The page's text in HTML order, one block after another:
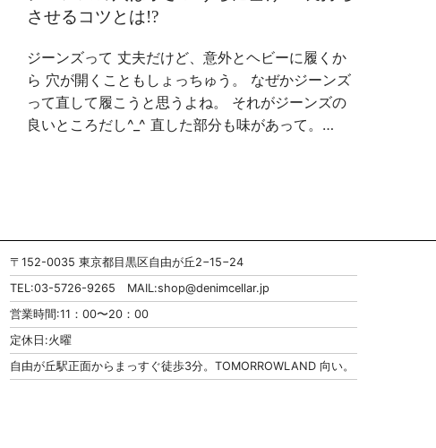
させるコツとは!?
ジーンズって 丈夫だけど、意外とヘビーに履くか
ら 穴が開くこともしょっちゅう。 なぜかジーンズ
って直して履こうと思うよね。 それがジーンズの
良いところだし^_^ 直した部分も味があって。…
〒152-0035 東京都目黒区自由が丘2−15−24
TEL:03-5726-9265 MAIL:shop@denimcellar.jp
営業時間:11：00〜20：00
定休日:火曜
自由が丘駅正面からまっすぐ徒歩3分。TOMORROWLAND 向い。